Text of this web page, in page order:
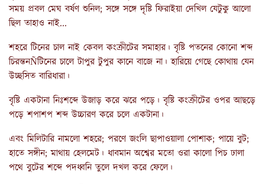
সময় প্রবল মেঘ বর্ষণ শুনিল; সঙ্গে সঙ্গে দৃষ্টি ফিরাইয়া দেখিল যেটুকু আলো
ছিল তাহাও নাই...
শহরে টিনের চাল নাই কেবল কংক্রীটের সমাহার। বৃষ্টি পতনের কোনো শব্দ
চিরন্তনÑটিনের চালে টাপুর টুপুর কানে বাজে না। হারিয়ে গেছে কোথায় যেন
উচ্ছসিত বারিধারা।
বৃষ্টি একটানা নিঃশব্দে উজাড় করে ঝরে পড়ে। বৃষ্টি কংক্রীটের ওপর আছড়ে
পড়ে শপাশপ শব্দ উচ্চারণ করে চলে একটানা।
এবং মিলিটারি নামলো শহরে; পরণে জংলি ছাপাওয়ালা পোশাক; পায়ে বুট;
হাতে সঙ্গীন; মাথায় হেলমেট। ধাবমান অশ্বের মতো ওরা কালো পিচ ঢালা
পথে বুটের শব্দে পদধ্বনি তুলে দখল করে ফেলে।